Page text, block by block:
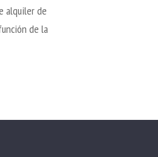
alquiler de
de la